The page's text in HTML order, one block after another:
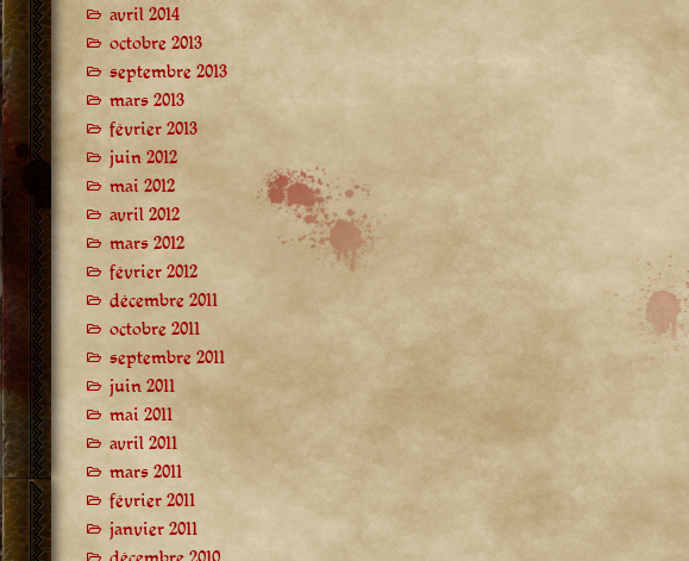
avril 2014
octobre 2013
septembre 2013
mars 2013
février 2013
juin 2012
mai 2012
avril 2012
mars 2012
février 2012
décembre 2011
octobre 2011
septembre 2011
juin 2011
mai 2011
avril 2011
mars 2011
février 2011
janvier 2011